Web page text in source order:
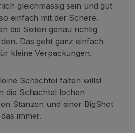
gleichmässig sein und gut
einfach mit der Schere.
die Seiten genau richtig
Das geht ganz einfach
kleine Verpackungen.
Schachtel falten willst
die Schachtel lochen
Stanzen und einer BigShot
immer.